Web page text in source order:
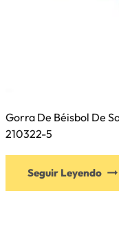
Gorra De Béisbol De
210322-5
Seguir Leyendo